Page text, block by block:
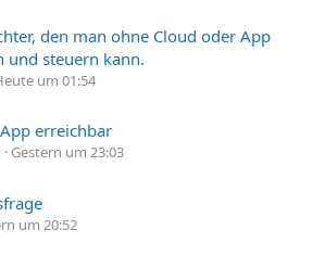
den man ohne Cloud oder App
und steuern kann.
um 01:54
erreichbar
Gestern um 23:03
um 20:52